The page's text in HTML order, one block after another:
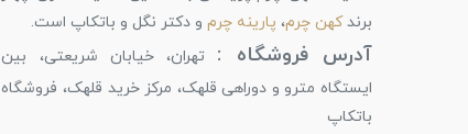
برندکهن چرم، پارینه چرم و دکتر نگل و باتکاپ است.
آدرس فروشگاه : تهران، خیابان شریعتی، بین
ایستگاه مترو و دوراهی قلهک، مرکز خرید قلهک، فروشگاه
باتکاپ